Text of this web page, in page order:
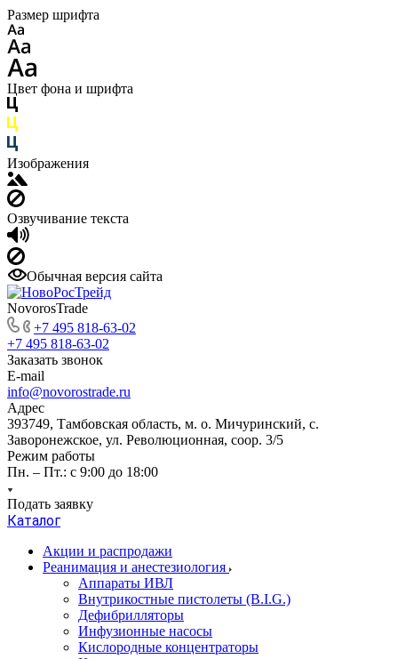
Размер шрифта
Цвет фона и шрифта
Изображения
Озвучивание текста
Обычная версия сайта
NovorosTrade
+7 495 818-63-02
+7 495 818-63-02
Заказать звонок
E-mail
info@novorostrade.ru
Адрес
393749, Тамбовская область, м. о. Мичуринский, с.
Заворонежское, ул. Революционная, соор. 3/5
Режим работы
Пн. – Пт.: с 9:00 до 18:00
Подать заявку
Каталог
Акции и распродажи
Реанимация и анестезиология
Аппараты ИВЛ
Внутрикостные пистолеты (B.I.G.)
Дефибрилляторы
Инфузионные насосы
Кислородные концентраторы